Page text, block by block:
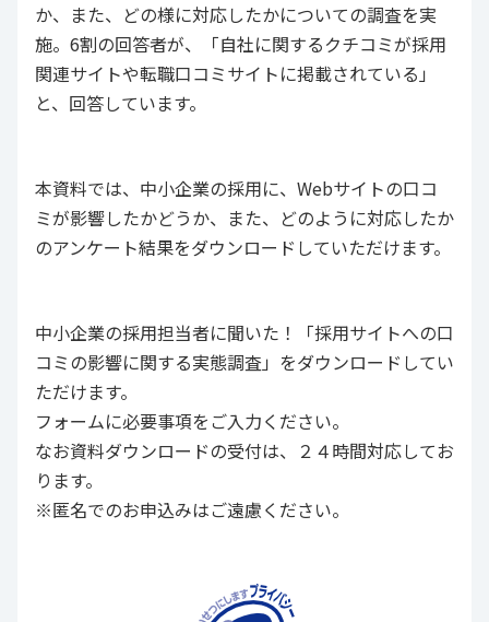
か、また、どの様に対応したかについての調査を実
施。6割の回答者が、「自社に関するクチコミが採用
関連サイトや転職口コミサイトに掲載されている」
と、回答しています。
本資料では、中小企業の採用に、Webサイトの口コ
ミが影響したかどうか、また、どのように対応したか
のアンケート結果をダウンロードしていただけます。
中小企業の採用担当者に聞いた！「採用サイトへの口
コミの影響に関する実態調査」をダウンロードしてい
ただけます。
フォームに必要事項をご入力ください。
なお資料ダウンロードの受付は、２４時間対応してお
ります。
※匿名でのお申込みはご遠慮ください。